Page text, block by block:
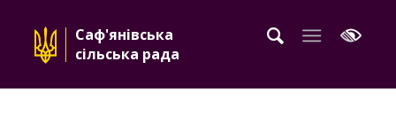
Саф'янівська
сільська рада